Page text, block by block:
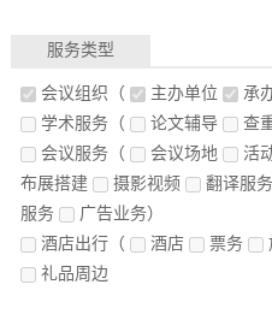
服务类型
会议组织 （ 主办单位 承
学术服务（ 论文辅导 查
会议服务（ 会议场地 活
布展搭建
摄影视频 翻译服务
服务
广告业务）
酒店出行（ 酒店 票务
礼品周边